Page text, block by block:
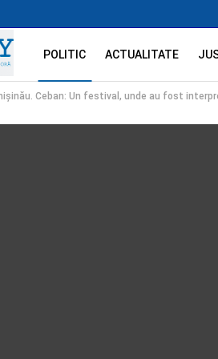
POLITIC ACTUALITATE
Ceban: Un festival, unde au fost